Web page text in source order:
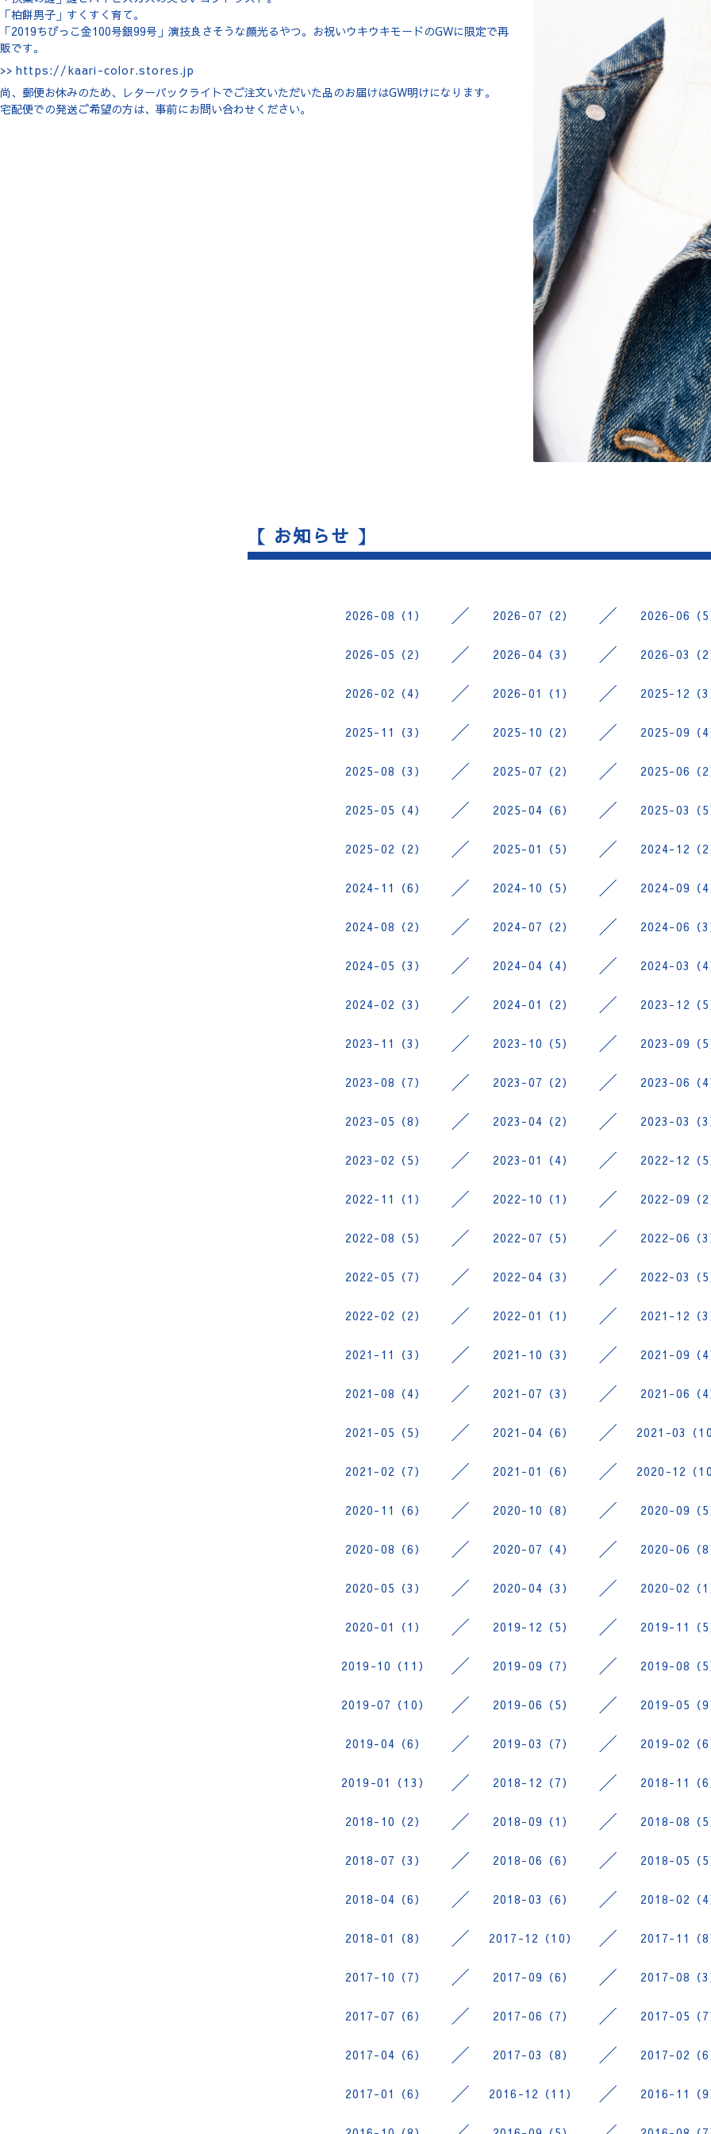
「柏餅男子」すくすく育て。
「2019ちびっこ金100号銀99号」演技良さそうな顔光るやつ。お祝いウキウキモードのGWに限定で再
販です。
>> https://kaari-color.stores.jp
尚、郵便お休みのため、レターパックライトでご注文いただいた品のお届けはGW明けになります。
宅配便での発送ご希望の方は、事前にお問い合わせください。
【 お知らせ 】
2026-08（1） 2026-07（2） 2026-06（5
2026-05（2） 2026-04（3） 2026-03（2
2026-02（4） 2026-01（1） 2025-12（3
2025-11（3） 2025-10（2） 2025-09（4
2025-08（3） 2025-07（2） 2025-06（2
2025-05（4） 2025-04（6） 2025-03（5
2025-02（2） 2025-01（5） 2024-12（2
2024-11（6） 2024-10（5） 2024-09（4
2024-08（2） 2024-07（2） 2024-06（3
2024-05（3） 2024-04（4） 2024-03（4
2024-02（3） 2024-01（2） 2023-12（5
2023-11（3） 2023-10（5） 2023-09（5
2023-08（7） 2023-07（2） 2023-06（4
2023-05（8） 2023-04（2） 2023-03（3
2023-02（5） 2023-01（4） 2022-12（5
2022-11（1） 2022-10（1） 2022-09（2
2022-08（5） 2022-07（5） 2022-06（3
2022-05（7） 2022-04（3） 2022-03（5
2022-02（2） 2022-01（1） 2021-12（3
2021-11（3） 2021-10（3） 2021-09（4
2021-08（4） 2021-07（3） 2021-06（4
2021-05（5） 2021-04（6） 2021-03（10
2021-02（7） 2021-01（6） 2020-12（10
2020-11（6） 2020-10（8） 2020-09（5
2020-08（6） 2020-07（4） 2020-06（8
2020-05（3） 2020-04（3） 2020-02（1
2020-01（1） 2019-12（5） 2019-11（5
2019-10（11） 2019-09（7） 2019-08（5
2019-07（10） 2019-06（5） 2019-05（9
2019-04（6） 2019-03（7） 2019-02（6
2019-01（13） 2018-12（7） 2018-11（6
2018-10（2） 2018-09（1） 2018-08（5
2018-07（3） 2018-06（6） 2018-05（5
2018-04（6） 2018-03（6） 2018-02（4
2018-01（8） 2017-12（10） 2017-11（8
2017-10（7） 2017-09（6） 2017-08（3
2017-07（6） 2017-06（7） 2017-05（7
2017-04（6） 2017-03（8） 2017-02（6
2017-01（6） 2016-12（11） 2016-11（9